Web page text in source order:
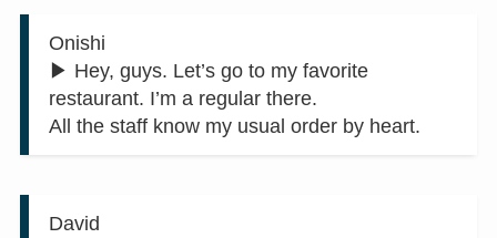
Onishi
▶︎ Hey, guys. Let’s go to my favorite
restaurant. I’m a regular there.
All the staff know my usual order by heart.
David